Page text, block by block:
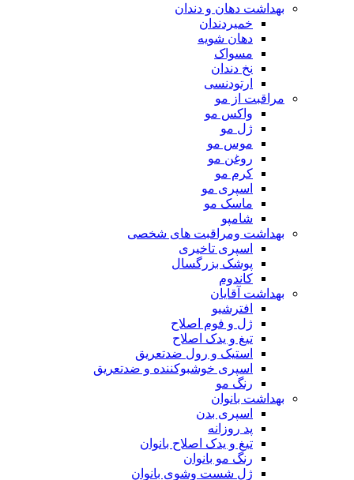
بهداشت دهان و دندان
خمیردندان
دهان شویه
مسواک
نخ دندان
ارتودنسی
مراقبت از مو
واکس مو
ژل مو
موس مو
روغن مو
کرم مو
اسپری مو
ماسک مو
شامپو
بهداشت ومراقبت های شخصی
اسپری تاخیری
پوشک بزرگسال
کاندوم
بهداشت آقایان
افترشیو
ژل و فوم اصلاح
تیغ و یدک اصلاح
استیک و رول ضدتعریق
اسپری خوشبوکننده و ضدتعریق
رنگ مو
بهداشت بانوان
اسپری بدن
پد روزانه
تیغ و یدک اصلاح بانوان
رنگ مو بانوان
ژل شست وشوی بانوان